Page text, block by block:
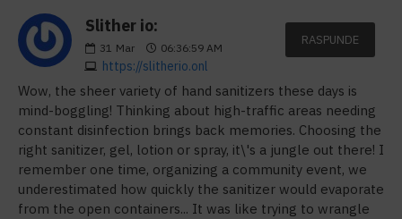
Slither io:
31 Mar 06:36:59 AM
https://slitherio.onl
RASPUNDE
Wow, the sheer variety of hand sanitizers these days is
mind-boggling! Thinking about high-traffic areas needing
constant disinfection brings back memories. Choosing the
right sanitizer, gel, lotion or spray, it\'s a jungle out there! I
remember one time, organizing a community event, we
underestimated how quickly the sanitizer would evaporate
from the open containers... It was like trying to wrangle